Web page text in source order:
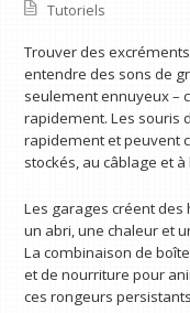
Tutoriels
Trouver des
entendre des sons de
seulement ennuyeux –
rapidement. Les souris
rapidement et peuvent
stockés, au câblage et
Les garages créent
un abri, une chaleur et
La combinaison de
et de nourriture pour
ces rongeurs